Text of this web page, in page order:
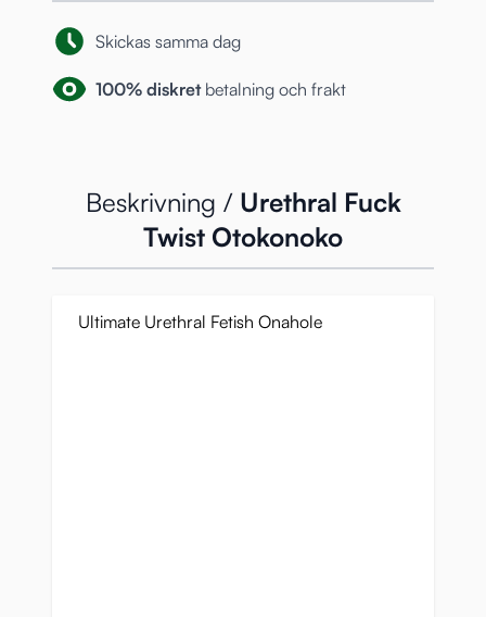
Skickas samma dag
100% diskretbetalning och frakt
Beskrivning / Urethral Fuck
Twist Otokonoko
Ultimate Urethral Fetish Onahole